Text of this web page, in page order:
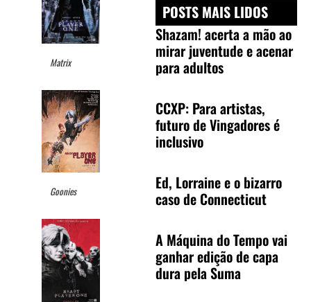
Matrix
Goonies
POSTS MAIS LIDOS
Shazam! acerta a mão ao
mirar juventude e acenar
para adultos
CCXP: Para artistas,
futuro de Vingadores é
inclusivo
Ed, Lorraine e o bizarro
caso de Connecticut
A Máquina do Tempo vai
ganhar edição de capa
dura pela Suma